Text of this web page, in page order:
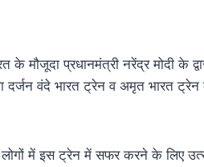
मौजूदा प्रधानमंत्री नरेंद्र मोदी के
दर्जन वंदे भारत ट्रेन व अमृत भारत
में इस ट्रेन में सफर करने के लिए